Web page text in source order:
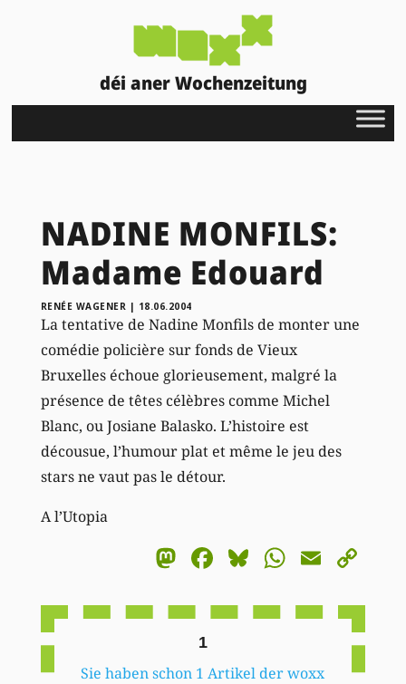
déi aner Wochenzeitung
NADINE MONFILS:
Madame Edouard
RENÉE WAGENER | 18.06.2004
La tentative de Nadine Monfils de monter une
comédie policière sur fonds de Vieux
Bruxelles échoue glorieusement, malgré la
présence de têtes célèbres comme Michel
Blanc, ou Josiane Balasko. L’histoire est
décousue, l’humour plat et même le jeu des
stars ne vaut pas le détour.
A l’Utopia
Mastodon
Facebook
BlueskyEmail
1
Sie haben schon 1 Artikel der woxx